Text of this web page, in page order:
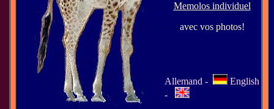
Memolos individuel
avec vos photos!
Allemand -
English
-